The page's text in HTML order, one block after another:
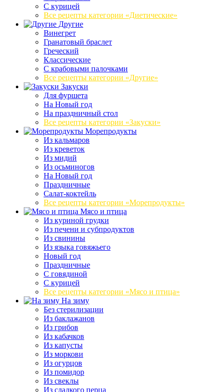
С курицей
Все рецепты категории «Диетические»
Другие
Винегрет
Гранатовый браслет
Греческий
Классические
С крабовыми палочками
Все рецепты категории «Другие»
Закуски
Для фуршета
На Новый год
На праздничный стол
Все рецепты категории «Закуски»
Морепродукты
Из кальмаров
Из креветок
Из мидий
Из осьминогов
На Новый год
Праздничные
Салат-коктейль
Все рецепты категории «Морепродукты»
Мясо и птица
Из куриной грудки
Из печени и субпродуктов
Из свинины
Из языка говяжьего
Новый год
Праздничные
С говядиной
С курицей
Все рецепты категории «Мясо и птица»
На зиму
Без стерилизации
Из баклажанов
Из грибов
Из кабачков
Из капусты
Из моркови
Из огурцов
Из помидор
Из свеклы
Из сладкого перца